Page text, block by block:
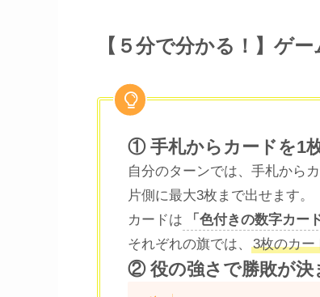
【５分で分かる！】ゲ
① 手札からカードを1
自分のターンでは、手札から
片側に最大3枚まで出せます。
カードは
「色付きの数字カー
それぞれの旗では、
3枚のカー
② 役の強さで勝敗が決